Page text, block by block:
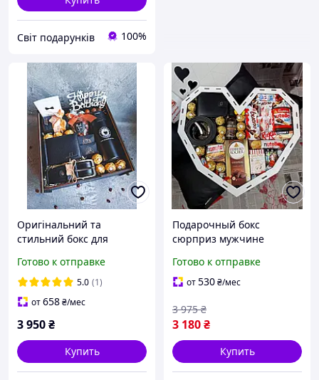
Світ подарунків 100%
Оригінальний та
стильний бокс для
народження, для
коханого на новий рік для
керівника
Готово к отправке
5.0 (1)
от658₴/мес
3 950₴
Купить
Подарочный бокс
сюрприз мужчине
мужчины Подарочные
наборы для мужчин на
Готово к отправке
от530₴/мес
3 180₴
3 975 ₴
Купить